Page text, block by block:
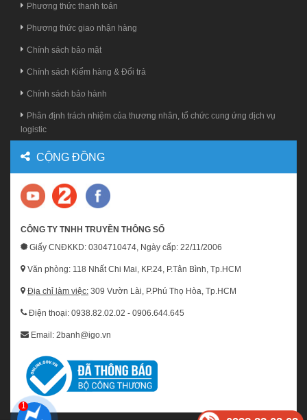
Phương thức thanh toán
Phương thức giao nhận hàng
Chính sách bảo mật
Chính sách Kiểm hàng & Đổi trả
Chính sách bảo hành
Phân định trách nhiệm của thương nhân, tổ chức cung ứng dịch vụ
logistic
CỘNG ĐỒNG
CÔNG TY TNHH TRUYỀN THÔNG SỐ
Giấy CNĐKKD: 0304710474, Ngày cấp: 22/11/2006
Văn phòng: 118 Nhất Chi Mai, KP.24, P.Tân Bình, Tp.HCM
Địa chỉ làm việc: 309 Vườn Lài, P.Phú Thọ Hòa, Tp.HCM
Điện thoại: 0938.82.02.02 - 0906.644.645
Email: 2banh@igo.vn
1